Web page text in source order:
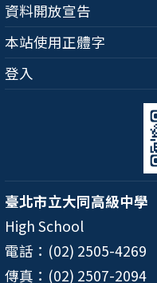
資料開放宣告
本站使用正體字
登入
臺北市立大同高級中學
High School
電話：(02) 2505-4269
傳真：(02) 2507-2094